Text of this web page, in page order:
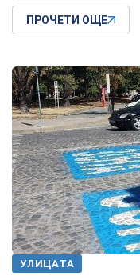
ПРОЧЕТИ ОЩЕ
УЛИЦАТА